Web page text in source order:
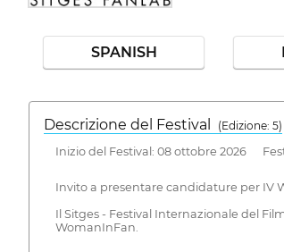
SPANISH
Descrizione del Festival
( Edizione: 5)
Inizio del Festival: 08 ottobre 2026
Invito a presentare candidature per IV
Il Sitges - Festival Internazionale del
WomanInFan.